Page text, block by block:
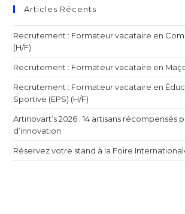
Articles Récents
Recrutement : Formateur vacataire en
(H/F)
Recrutement : Formateur vacataire en
Recrutement : Formateur vacataire en
Sportive (EPS) (H/F)
Artinovart’s 2026 : 14 artisans récompensés
d’innovation
Réservez votre stand à la Foire